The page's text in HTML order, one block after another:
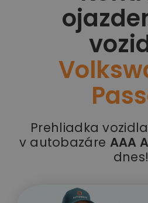
Prehliadka
v autobazáre AAA
dnes!